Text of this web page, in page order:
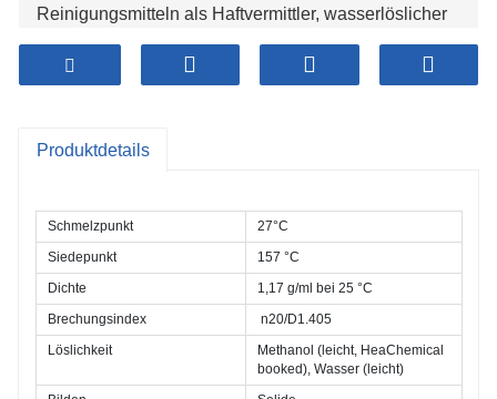
Reinigungsmitteln als Haftvermittler, wasserlöslicher
verwendet verringern Wolke Faktor und Viskosität.
3. Wirksame Lösungsvermittler, Viskositätsreduzierer,
Produktdetails
Schmelzpunkt
27°C
Siedepunkt
157 °C
Dichte
1,17 g/ml bei 25 °C
Brechungsindex
n20/D1.405
Löslichkeit
Methanol (leicht, HeaChemical
booked), Wasser (leicht)